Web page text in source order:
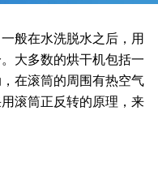
般在水洗脱水之后，用
大多数的烘干机包括一
在滚筒的周围有热空气
滚筒正反转的原理，来